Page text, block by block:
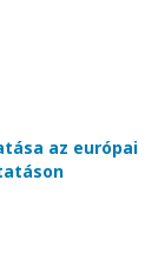
az európai